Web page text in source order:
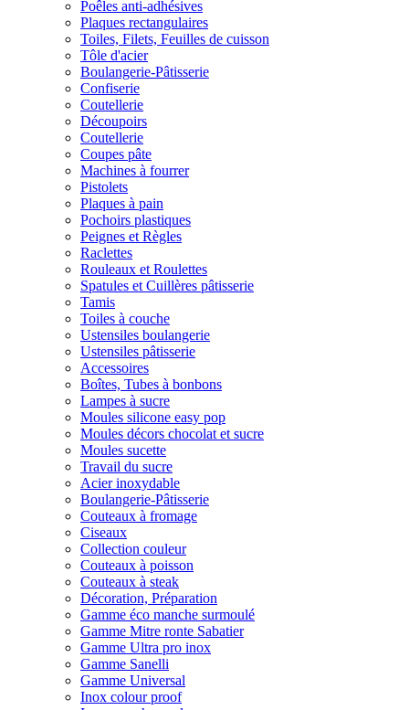
Poêles anti-adhésives
Plaques rectangulaires
Toiles, Filets, Feuilles de cuisson
Tôle d'acier
Boulangerie-Pâtisserie
Confiserie
Coutellerie
Découpoirs
Coutellerie
Coupes pâte
Machines à fourrer
Pistolets
Plaques à pain
Pochoirs plastiques
Peignes et Règles
Raclettes
Rouleaux et Roulettes
Spatules et Cuillères pâtisserie
Tamis
Toiles à couche
Ustensiles boulangerie
Ustensiles pâtisserie
Accessoires
Boîtes, Tubes à bonbons
Lampes à sucre
Moules silicone easy pop
Moules décors chocolat et sucre
Moules sucette
Travail du sucre
Acier inoxydable
Boulangerie-Pâtisserie
Couteaux à fromage
Ciseaux
Collection couleur
Couteaux à poisson
Couteaux à steak
Décoration, Préparation
Gamme éco manche surmoulé
Gamme Mitre ronte Sabatier
Gamme Ultra pro inox
Gamme Sanelli
Gamme Universal
Inox colour proof